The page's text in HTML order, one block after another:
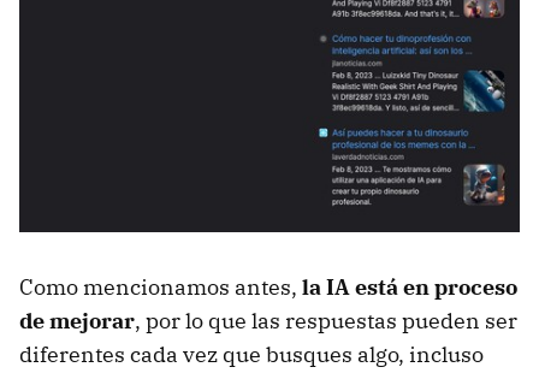
Como mencionamos antes, la IA está en proceso
de mejorar, por lo que las respuestas pueden ser
diferentes cada vez que busques algo, incluso